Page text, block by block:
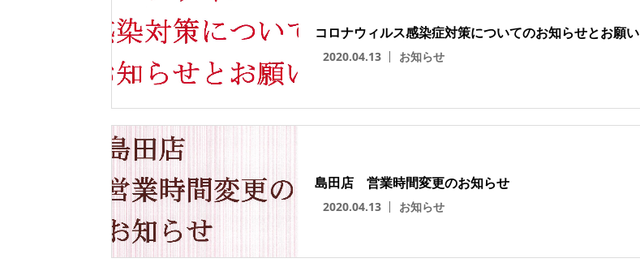
コロナウィルス感染症対策についてのお知らせとお願い
2020.04.13 お知らせ
島田店 営業時間変更のお知らせ
2020.04.13 お知らせ